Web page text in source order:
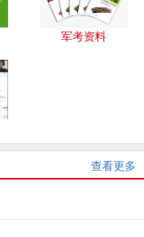
军考资料
查看更多